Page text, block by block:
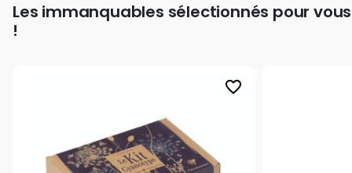
Les immanquables sélectionnés pour vous
!
favorite_border